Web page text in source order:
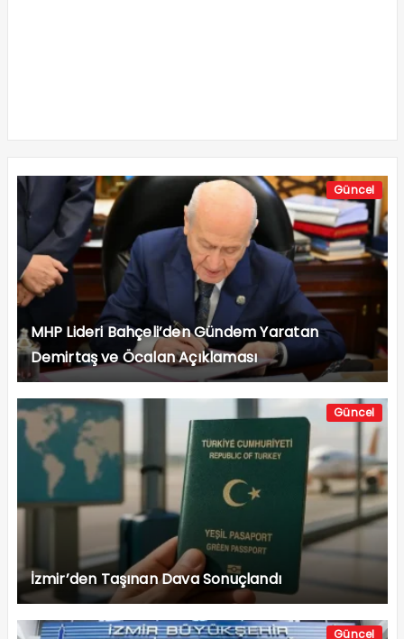
Güncel
MHP Lideri Bahçeli’den Gündem Yaratan
Demirtaş ve Öcalan Açıklaması
Güncel
İzmir’den Taşınan Dava Sonuçlandı
Güncel